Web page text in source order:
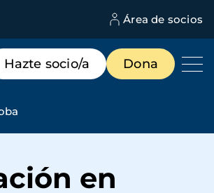
Área de socios
Hazte socio/a Dona
en